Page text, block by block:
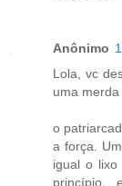
Anônimo
Lola, vc
uma
o
a força.
igual o
princípio,